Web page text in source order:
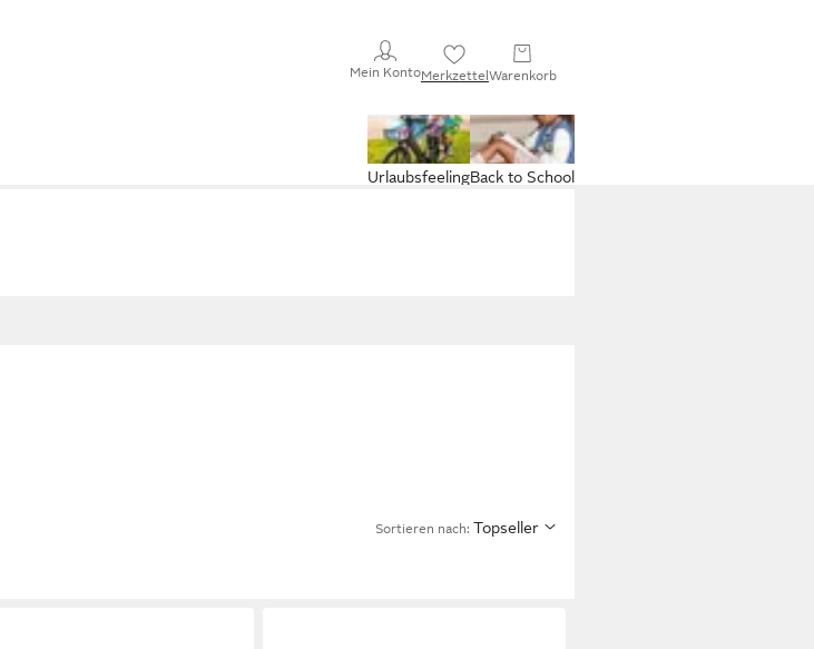
Mein KontoMerkzettelWarenkorb
Back to School
Urlaubsfeeling
Sortieren nach: Topseller